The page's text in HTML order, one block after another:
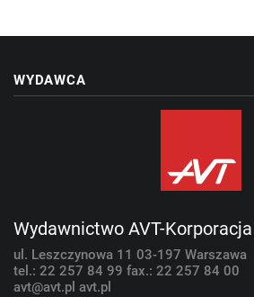
WYDAWCA
Wydawnictwo AVT-
ul. Leszczynowa 11 03-197 Warszawa
tel.: 22 257 84 99 fax.: 22 257 84 00
avt@avt.pl avt.pl